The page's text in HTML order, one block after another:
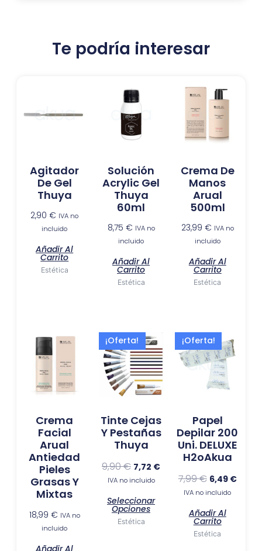
Te podría interesar
Agitador
De Gel
Thuya
2,90€ IVA no
incluido
Añadir Al
Carrito
Estética
Solución
Acrylic Gel
Thuya
60ml
8,75 € IVA no
incluido
Añadir Al
Carrito
Estética
Crema De
Manos
Arual
500ml
23,99 € IVA no
incluido
Añadir Al
Carrito
Estética
Crema
Facial
Arual
Antiedad
Pieles
Grasas Y
Mixtas
18,99 € IVA no
incluido
Añadir Al
¡Oferta!
Tinte Cejas
Y Pestañas
Thuya
9,90€
El
precio
original
era:
9,90 €.
7,72 €
precio
actual
es:
7,72 €.
IVA no incluido
Seleccionar
Opciones
producto
múltiples
opciones
pueden
producto
Estética
¡Oferta!
Papel
Depilar 200
Uni. DELUXE
H2oAkua
7,99€
El
precio
original
era:
7,99 €.
6,49 €
IVA no incluido
Añadir Al
Carrito
Estética